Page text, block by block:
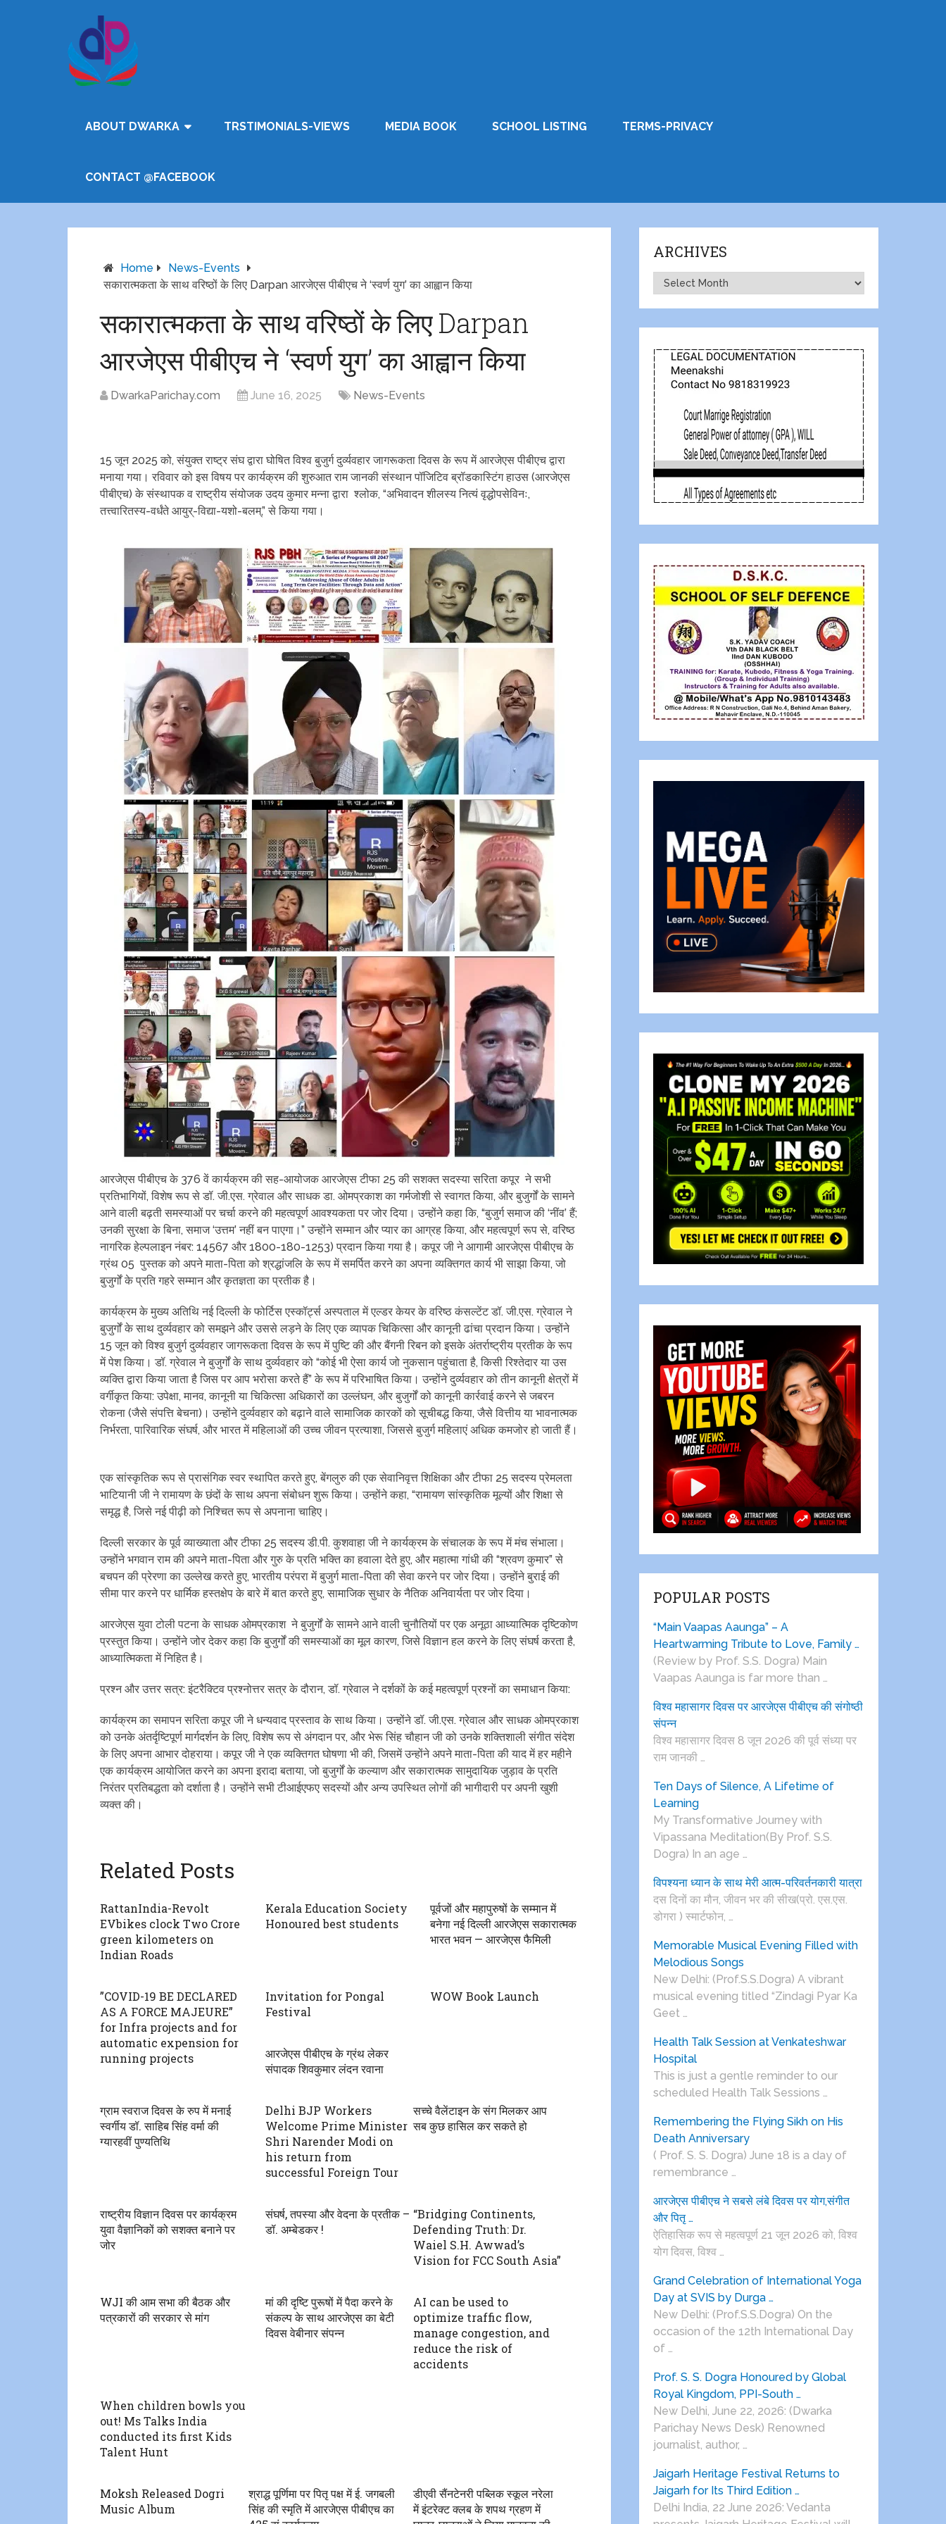
ABOUT DWARKA TRSTIMONIALS-VIEWS MEDIA BOOK SCHOOL LISTING TERMS-PRIVACY
CONTACT @FACEBOOK
Home
News-Events
सकारात्मकता के साथ वरिष्ठों के लिए Darpan आरजेएस पीबीएच ने ‘स्वर्ण युग’ का आह्वान किया
सकारात्मकता के साथ वरिष्ठों के लिए Darpan
आरजेएस पीबीएच ने ‘स्वर्ण युग’ का आह्वान किया
DwarkaParichay.com June 16, 2025 News-Events
15 जून 2025 को, संयुक्त राष्ट्र संघ द्वारा घोषित विश्व बुजुर्ग दुर्व्यवहार जागरूकता दिवस के रूप में आरजेएस पीबीएच द्वारा
मनाया गया। रविवार को इस विषय पर कार्यक्रम की शुरुआत राम जानकी संस्थान पॉजिटिव ब्रॉडकास्टिंग हाउस (आरजेएस
पीबीएच) के संस्थापक व राष्ट्रीय संयोजक उदय कुमार मन्ना द्वारा श्लोक, “अभिवादन शीलस्य नित्यं वृद्धोपसेविनः,
तत्त्वारितस्य-वर्धंते आयुर्-विद्या-यशो-बलम्,” से किया गया।
आरजेएस पीबीएच के 376 वें कार्यक्रम की सह-आयोजक आरजेएस टीफा 25 की सशक्त सदस्या सरिता कपूर ने सभी
प्रतिभागियों, विशेष रूप से डॉ. जी.एस. ग्रेवाल और साधक डा. ओमप्रकाश का गर्मजोशी से स्वागत किया, और बुजुर्गों के सामने
आने वाली बढ़ती समस्याओं पर चर्चा करने की महत्वपूर्ण आवश्यकता पर जोर दिया। उन्होंने कहा कि, “बुजुर्ग समाज की ‘नींव’ हैं;
उनकी सुरक्षा के बिना, समाज ‘उत्तम’ नहीं बन पाएगा।” उन्होंने सम्मान और प्यार का आग्रह किया, और महत्वपूर्ण रूप से, वरिष्ठ
नागरिक हेल्पलाइन नंबर: 14567 और 1800-180-1253) प्रदान किया गया है। कपूर जी ने आगामी आरजेएस पीबीएच के
ग्रंथ 05 पुस्तक को अपने माता-पिता को श्रद्धांजलि के रूप में समर्पित करने का अपना व्यक्तिगत कार्य भी साझा किया, जो
बुजुर्गों के प्रति गहरे सम्मान और कृतज्ञता का प्रतीक है।
कार्यक्रम के मुख्य अतिथि नई दिल्ली के फोर्टिस एस्कॉर्ट्स अस्पताल में एल्डर केयर के वरिष्ठ कंसल्टेंट डॉ. जी.एस. ग्रेवाल ने
बुजुर्गों के साथ दुर्व्यवहार को समझने और उससे लड़ने के लिए एक व्यापक चिकित्सा और कानूनी ढांचा प्रदान किया। उन्होंने
15 जून को विश्व बुजुर्ग दुर्व्यवहार जागरूकता दिवस के रूप में पुष्टि की और बैंगनी रिबन को इसके अंतर्राष्ट्रीय प्रतीक के रूप
में पेश किया। डॉ. ग्रेवाल ने बुजुर्गों के साथ दुर्व्यवहार को “कोई भी ऐसा कार्य जो नुकसान पहुंचाता है, किसी रिश्तेदार या उस
व्यक्ति द्वारा किया जाता है जिस पर आप भरोसा करते हैं” के रूप में परिभाषित किया। उन्होंने दुर्व्यवहार को तीन कानूनी क्षेत्रों में
वर्गीकृत किया: उपेक्षा, मानव, कानूनी या चिकित्सा अधिकारों का उल्लंघन, और बुजुर्गों को कानूनी कार्रवाई करने से जबरन
रोकना (जैसे संपत्ति बेचना)। उन्होंने दुर्व्यवहार को बढ़ाने वाले सामाजिक कारकों को सूचीबद्ध किया, जैसे वित्तीय या भावनात्मक
निर्भरता, पारिवारिक संघर्ष, और भारत में महिलाओं की उच्च जीवन प्रत्याशा, जिससे बुजुर्ग महिलाएं अधिक कमजोर हो जाती हैं।
एक सांस्कृतिक रूप से प्रासंगिक स्वर स्थापित करते हुए, बेंगलुरु की एक सेवानिवृत्त शिक्षिका और टीफा 25 सदस्य प्रेमलता
भाटियानी जी ने रामायण के छंदों के साथ अपना संबोधन शुरू किया। उन्होंने कहा, “रामायण सांस्कृतिक मूल्यों और शिक्षा से
समृद्ध है, जिसे नई पीढ़ी को निश्चित रूप से अपनाना चाहिए।
दिल्ली सरकार के पूर्व व्याख्याता और टीफा 25 सदस्य डी.पी. कुशवाहा जी ने कार्यक्रम के संचालक के रूप में मंच संभाला।
उन्होंने भगवान राम की अपने माता-पिता और गुरु के प्रति भक्ति का हवाला देते हुए, और महात्मा गांधी की “श्रवण कुमार” से
बचपन की प्रेरणा का उल्लेख करते हुए, भारतीय परंपरा में बुजुर्ग माता-पिता की सेवा करने पर जोर दिया। उन्होंने बुराई की
सीमा पार करने पर धार्मिक हस्तक्षेप के बारे में बात करते हुए, सामाजिक सुधार के नैतिक अनिवार्यता पर जोर दिया।
आरजेएस युवा टोली पटना के साधक ओमप्रकाश ने बुजुर्गों के सामने आने वाली चुनौतियों पर एक अनूठा आध्यात्मिक दृष्टिकोण
प्रस्तुत किया। उन्होंने जोर देकर कहा कि बुजुर्गों की समस्याओं का मूल कारण, जिसे विज्ञान हल करने के लिए संघर्ष करता है,
आध्यात्मिकता में निहित है।
प्रश्न और उत्तर सत्र: इंटरैक्टिव प्रश्नोत्तर सत्र के दौरान, डॉ. ग्रेवाल ने दर्शकों के कई महत्वपूर्ण प्रश्नों का समाधान किया:
कार्यक्रम का समापन सरिता कपूर जी ने धन्यवाद प्रस्ताव के साथ किया। उन्होंने डॉ. जी.एस. ग्रेवाल और साधक ओमप्रकाश
को उनके अंतर्दृष्टिपूर्ण मार्गदर्शन के लिए, विशेष रूप से अंगदान पर, और भेरू सिंह चौहान जी को उनके शक्तिशाली संगीत संदेश
के लिए अपना आभार दोहराया। कपूर जी ने एक व्यक्तिगत घोषणा भी की, जिसमें उन्होंने अपने माता-पिता की याद में हर महीने
एक कार्यक्रम आयोजित करने का अपना इरादा बताया, जो बुजुर्गों के कल्याण और सकारात्मक सामुदायिक जुड़ाव के प्रति
निरंतर प्रतिबद्धता को दर्शाता है। उन्होंने सभी टीआईएफए सदस्यों और अन्य उपस्थित लोगों की भागीदारी पर अपनी खुशी
व्यक्त की।
Related Posts
RattanIndia-Revolt
EVbikes clock Two Crore
green kilometers on
Indian Roads
Kerala Education Society
Honoured best students
पूर्वजों और महापुरुषों के सम्मान में
बनेगा नई दिल्ली आरजेएस सकारात्मक
भारत भवन — आरजेएस फैमिली
”COVID-19 BE DECLARED
AS A FORCE MAJEURE”
for Infra projects and for
automatic expension for
running projects
Invitation for Pongal
Festival
WOW Book Launch
आरजेएस पीबीएच के ग्रंथ लेकर
संपादक शिवकुमार लंदन रवाना
ग्राम स्वराज दिवस के रुप में मनाई
स्वर्गीय डॉ. साहिब सिंह वर्मा की
ग्यारहवीं पुण्यतिथि
Delhi BJP Workers
Welcome Prime Minister
Shri Narender Modi on
his return from
successful Foreign Tour
सच्चे वैलेंटाइन के संग मिलकर आप
सब कुछ हासिल कर सकते हो
राष्ट्रीय विज्ञान दिवस पर कार्यक्रम
युवा वैज्ञानिकों को सशक्त बनाने पर
जोर
संघर्ष, तपस्या और वेदना के प्रतीक –
डॉ. अम्बेडकर !
“Bridging Continents,
Defending Truth: Dr.
Waiel S.H. Awwad’s
Vision for FCC South Asia”
WJI की आम सभा की बैठक और
पत्रकारों की सरकार से मांग
मां की दृष्टि पुरूषों में पैदा करने के
संकल्प के साथ आरजेएस का बेटी
दिवस वेबीनार संपन्न
AI can be used to
optimize traffic flow,
manage congestion, and
reduce the risk of
accidents
When children bowls you
out! Ms Talks India
conducted its first Kids
Talent Hunt
Moksh Released Dogri
Music Album
श्राद्ध पूर्णिमा पर पितृ पक्ष में ई. जगबली
सिंह की स्मृति में आरजेएस पीबीएच का
डीएवी सैंनटेनरी पब्लिक स्कूल नरेला
में इंटरेक्ट क्लब के शपथ ग्रहण में
ARCHIVES
Archives
POPULAR POSTS
“Main Vaapas Aaunga” – A
Heartwarming Tribute to Love, Family …
(Review by Prof. S.S. Dogra) Main
Vaapas Aaunga is far more than …
विश्व महासागर दिवस पर आरजेएस पीबीएच की संगोष्ठी
संपन्न
विश्व महासागर दिवस 8 जून 2026 की पूर्व संध्या पर
राम जानकी …
Ten Days of Silence, A Lifetime of
Learning
My Transformative Journey with
Vipassana Meditation(By Prof. S.S.
Dogra) In an age …
विपश्यना ध्यान के साथ मेरी आत्म-परिवर्तनकारी यात्रा
दस दिनों का मौन, जीवन भर की सीख(प्रो. एस.एस.
डोगरा ) स्मार्टफोन, …
Memorable Musical Evening Filled with
Melodious Songs
New Delhi: (Prof.S.S.Dogra) A vibrant
musical evening titled “Zindagi Pyar Ka
Geet …
Health Talk Session at Venkateshwar
Hospital
This is just a gentle reminder to our
scheduled Health Talk Sessions …
Remembering the Flying Sikh on His
Death Anniversary
( Prof. S. S. Dogra) June 18 is a day of
remembrance …
आरजेएस पीबीएच ने सबसे लंबे दिवस पर योग,संगीत
और पितृ …
ऐतिहासिक रूप से महत्वपूर्ण 21 जून 2026 को, विश्व
योग दिवस, विश्व …
Grand Celebration of International Yoga
Day at SVIS by Durga …
New Delhi: (Prof.S.S.Dogra) On the
occasion of the 12th International Day
of …
Prof. S. S. Dogra Honoured by Global
Royal Kingdom, PPI-South …
New Delhi, June 22, 2026: (Dwarka
Parichay News Desk) Renowned
journalist, author, …
Jaigarh Heritage Festival Returns to
Jaigarh for Its Third Edition …
Delhi India, 22 June 2026: Vedanta